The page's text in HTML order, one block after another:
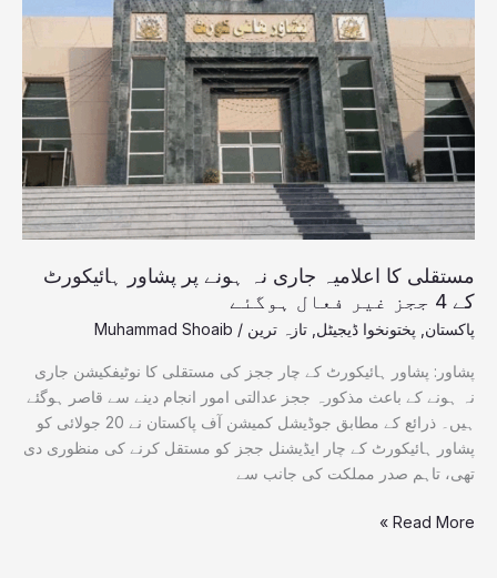
مستقلی کا اعلامیہ جاری نہ ہونے پر پشاور ہائیکورٹ
کے 4 ججز غیر فعال ہوگئے
پاکستان پختونخوا ڈیجیٹل تازہ ترین /
Muhammad Shoaib
پشاور: پشاور ہائیکورٹ کے چار ججز کی مستقلی کا نوٹیفکیشن جاری
نہ ہونے کے باعث مذکورہ ججز عدالتی امور انجام دینے سے قاصر ہوگئے
ہیں۔ ذرائع کے مطابق جوڈیشل کمیشن آف پاکستان نے 20 جولائی کو
پشاور ہائیکورٹ کے چار ایڈیشنل ججز کو مستقل کرنے کی منظوری دی
تھی، تاہم صدر مملکت کی جانب سے
اعلامیہ
نہ
ہونے
پر
پشاور
ہائیکورٹ
کے
4
ججز
فعال
ہوگئے
Read More »